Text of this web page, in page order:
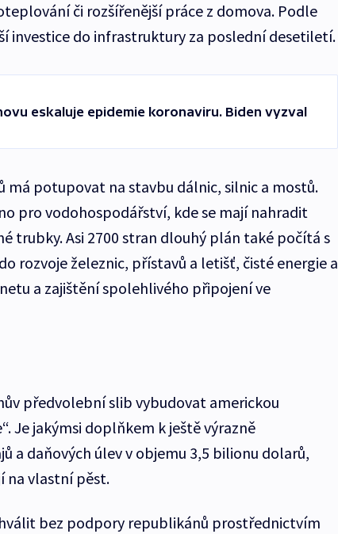
či rozšířenější práce z domova. Podle
investice do infrastruktury za poslední desetiletí.
eskaluje epidemie koronaviru. Biden vyzval
má potupovat na stavbu dálnic, silnic a mostů.
pro vodohospodářství, kde se mají nahradit
trubky. Asi 2700 stran dlouhý plán také počítá s
rozvoje železnic, přístavů a letišť, čisté energie a
a zajištění spolehlivého připojení ve
předvolební slib vybudovat americkou
Je jakýmsi doplňkem k ještě výrazně
a daňových úlev v objemu 3,5 bilionu dolarů,
na vlastní pěst.
bez podpory republikánů prostřednictvím